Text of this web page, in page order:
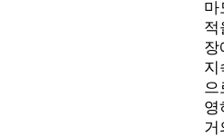
장
지
영